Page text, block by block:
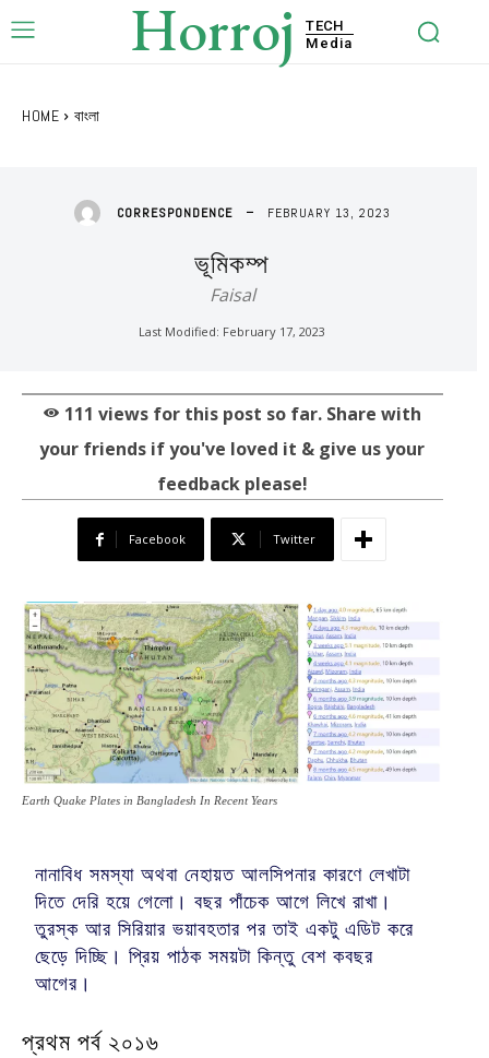
Horroj
TECH
Media
HOME বাংলা
CORRESPONDENCE FEBRUARY 13, 2023
ভূমিকম্প
Faisal
Last Modified: February 17, 2023
111 views for this post so far. Share with
your friends if you've loved it & give us your
feedback please!
Facebook Twitter
Earth Quake Plates in Bangladesh In Recent Years
নানাবিধ সমস্যা অথবা নেহায়ত আলসিপনার কারণে লেখাটা
দিতে দেরি হয়ে গেলো। বছর পাঁচেক আগে লিখে রাখা।
তুরস্ক আর সিরিয়ার ভয়াবহতার পর তাই একটু এডিট করে
ছেড়ে দিচ্ছি। প্রিয় পাঠক সময়টা কিন্তু বেশ কবছর
আগের।
প্রথম পর্ব ২০১৬